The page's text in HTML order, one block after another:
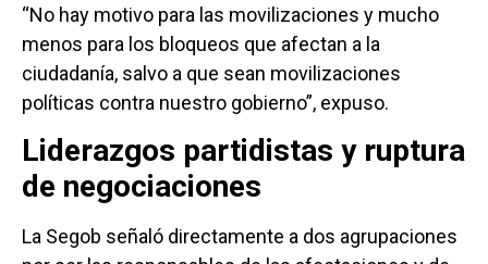
“No hay motivo para las movilizaciones y mucho
menos para los bloqueos que afectan a la
ciudadanía, salvo a que sean movilizaciones
políticas contra nuestro gobierno”, expuso.
Liderazgos partidistas y ruptura
de negociaciones
La Segob señaló directamente a dos agrupaciones